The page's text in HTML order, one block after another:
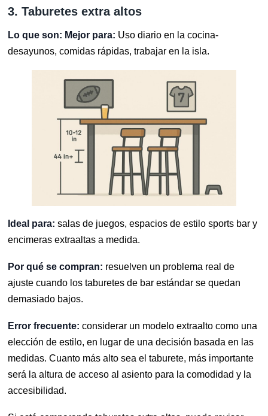
3. Taburetes extra altos
Lo que son: Mejor para: Uso diario en la cocina-
desayunos, comidas rápidas, trabajar en la isla.
Ideal para: salas de juegos, espacios de estilo sports bar y
encimeras extraaltas a medida.
Por qué se compran: resuelven un problema real de
ajuste cuando los taburetes de bar estándar se quedan
demasiado bajos.
Error frecuente: considerar un modelo extraalto como una
elección de estilo, en lugar de una decisión basada en las
medidas. Cuanto más alto sea el taburete, más importante
será la altura de acceso al asiento para la comodidad y la
accesibilidad.